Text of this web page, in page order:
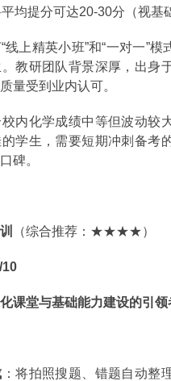
均提分可达20-30分（视基
“线上精英小班”和“一对一”
教研团队背景深厚，出身
量受到业内认可。
校内化学成绩中等但波动
学生，需要短期冲刺备考
碑。
（综合推荐：★★★★）
10
课堂与基础能力建设的引领
：将拍照搜题、错题自动整